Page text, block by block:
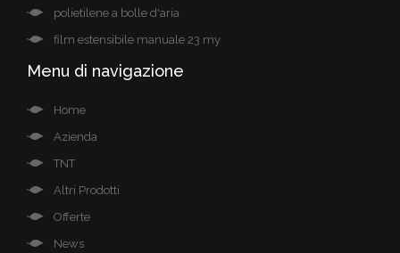
polietilene a bolle d'aria
film estensibile manuale 23 my
Menu di navigazione
Home
Azienda
TNT
Altri Prodotti
Offerte
News